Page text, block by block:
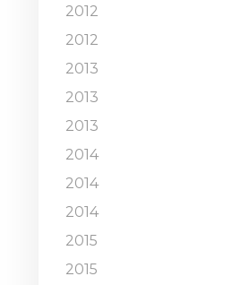
2012
2012
2013
2013
2013
2014
2014
2014
2015
2015